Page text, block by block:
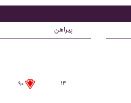
پیراهن
۹۰
۱۴